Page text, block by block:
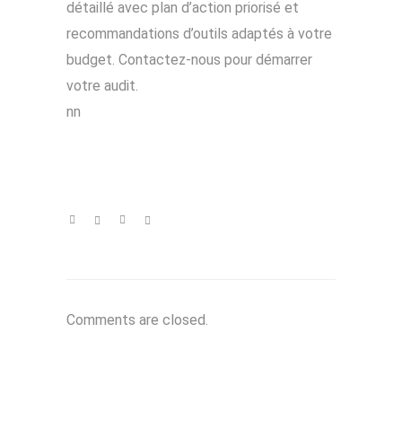
détaillé avec plan d’action priorisé et
recommandations d’outils adaptés à votre
budget. Contactez-nous pour démarrer
votre audit.
nn
Comments are closed.